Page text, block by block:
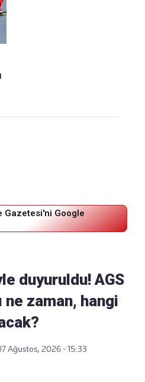
Gazetesi'ni Google
duyuruldu! AGS
ne zaman, hangi
Ağustos, 2026 - 15:33